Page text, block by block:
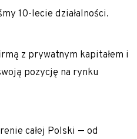
10-lecie działalności.
z prywatnym kapitałem i
pozycję na rynku
całej Polski — od